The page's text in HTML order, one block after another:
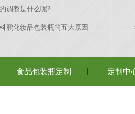
调整是什么呢?
鹏化妆品包装瓶的五大原因
食品包装瓶定制 定制中